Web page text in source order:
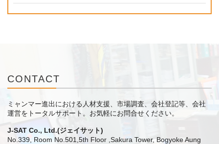
CONTACT
ミャンマー進出における人材支援、市場調査、会社登記等、会社
運営をトータルサポート。 お気軽にお問合せください。
J-SAT Co., Ltd.(ジェイサット)
No.339, Room No.501,5th Floor ,Sakura Tower, Bogyoke Aung